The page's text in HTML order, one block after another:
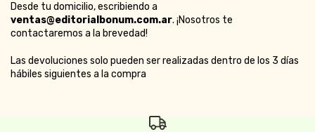
Desde tu domicilio, escribiendo a
ventas@editorialbonum.com.ar. ¡Nosotros te
contactaremos a la brevedad!
Las devoluciones solo pueden ser realizadas dentro de los 3 días
hábiles siguientes a la compra